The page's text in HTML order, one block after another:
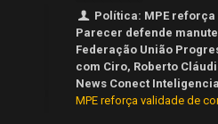
Política: MPE
Parecer defende
Federação União
com Ciro, Roberto
News Conect
MPE reforça validade de